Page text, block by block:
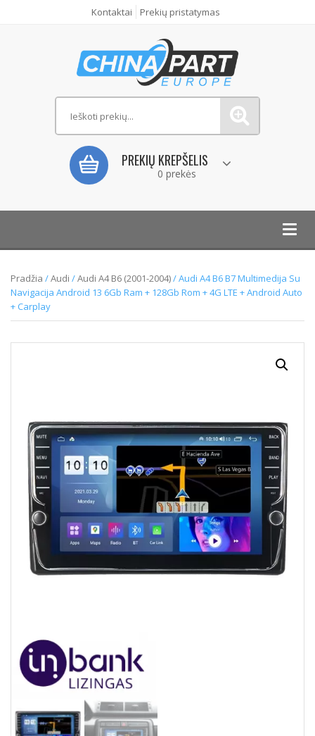
Kontaktai Prekių pristatymas
PREKIŲ KREPŠELIS
0 prekės
Pradžia /Audi /Audi A4 B6 (2001-2004)/ Audi A4 B6 B7 Multimedija Su
Navigacija Android 13 6Gb Ram + 128Gb Rom + 4G LTE + Android Auto
+ Carplay